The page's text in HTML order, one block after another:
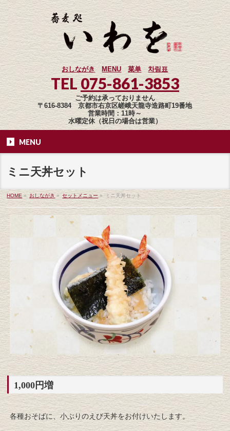
おしながき MENU 菜单 차림표
TEL075-861-3853
ご予約は承っておりません
〒616-8384 京都市右京区嵯峨天龍寺造路町19番地
営業時間：11時～
水曜定休（祝日の場合は営業）
MENU
ミニ天丼セット
HOME » おしながき » セットメニュー » ミニ天丼セット
1,000円増
各種おそばに、小ぶりのえび天丼をお付けいたします。